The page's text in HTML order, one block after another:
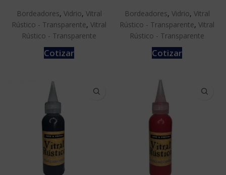
Bordeadores, Vidrio, Vitral
Rústico - Transparente, Vitral
Rústico - Transparente
Cotizar
Bordeadores, Vidrio, Vitral
Rústico - Transparente, Vitral
Rústico - Transparente
Cotizar